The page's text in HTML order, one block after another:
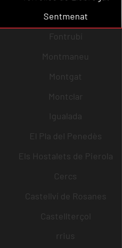
Sentmenat
Fontrubí
Montmaneu
Montgat
Montclar
Igualada
El Pla del Penedès
Els Hostalets de Pierola
Cercs
Castellví de Rosanes
Castellterçol
rrius